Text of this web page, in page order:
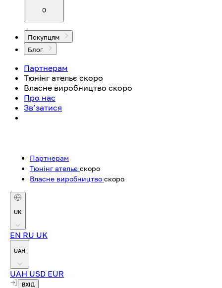
0
Покупцям
Блог
Партнерам
Тюнінг ательє скоро
Власне виробництво скоро
Про нас
Зв’затися
Партнерам
Тюнінг ательє скоро
Власне виробництво скоро
UK
EN RU UK
UAH
UAH USD EUR
ВХІД